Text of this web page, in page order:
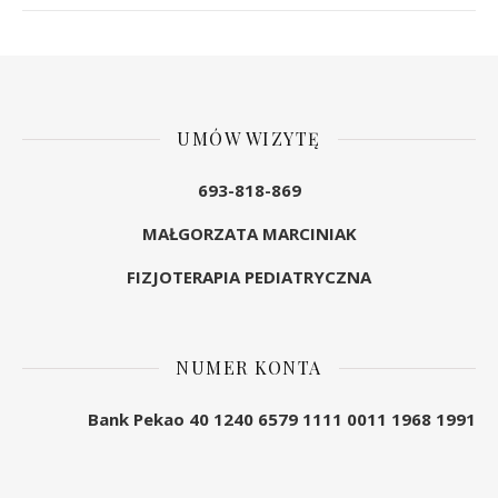
UMÓW WIZYTĘ
693-818-869
MAŁGORZATA MARCINIAK
FIZJOTERAPIA PEDIATRYCZNA
NUMER KONTA
Bank Pekao 40 1240 6579 1111 0011 1968 1991